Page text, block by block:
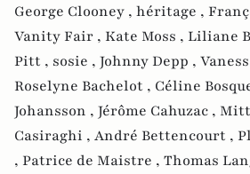
George Clooney , héritage ,
Vanity Fair , Kate Moss , Liliane
Pitt , sosie , Johnny Depp ,
Roselyne Bachelot , Céline
Johansson , Jérôme Cahuzac ,
Casiraghi , André Bettencourt ,
, Patrice de Maistre , Thomas